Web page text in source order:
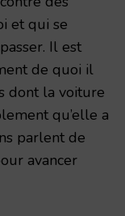
et qui se
Il est
de quoi il
dont la voiture
qu’elle a
parlent de
avancer